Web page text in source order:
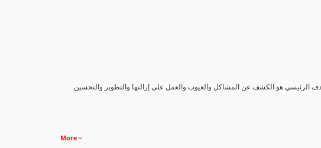
الرئيسي هو الكشف عن المشاكل والعيوب والعمل على إزالتها والتطوير والتحسين
More